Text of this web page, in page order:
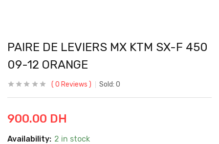
PAIRE DE LEVIERS MX KTM SX-F 450
09-12 ORANGE
0 Reviews Sold: 0
900.00 DH
Availability: 2 in stock